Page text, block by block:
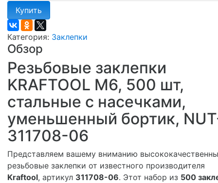
Купить
Категория: Заклепки
Обзор
Резьбовые заклепки
KRAFTOOL М6, 500 шт,
стальные с насечками,
уменьшенный бортик,
311708-06
Представляем вашему вниманию
резьбовые заклепки от известного производителя
Kraftool, артикул 311708-06. Этот набор из 500